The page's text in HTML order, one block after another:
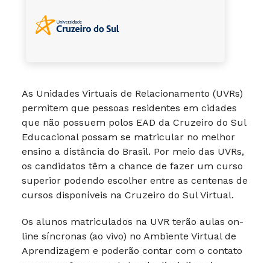
As Unidades Virtuais de Relacionamento (UVRs)
permitem que pessoas residentes em cidades
que não possuem polos EAD da Cruzeiro do Sul
Educacional possam se matricular no melhor
ensino a distância do Brasil. Por meio das UVRs,
os candidatos têm a chance de fazer um curso
superior podendo escolher entre as centenas de
cursos disponíveis na Cruzeiro do Sul Virtual.
Os alunos matriculados na UVR terão aulas on-
line síncronas (ao vivo) no Ambiente Virtual de
Aprendizagem e poderão contar com o contato